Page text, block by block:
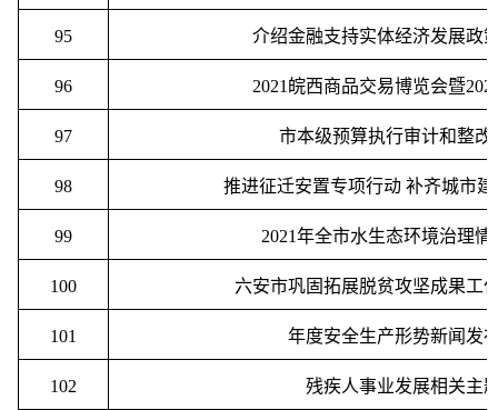
95 介绍金融支持实体经济发展政
96 2021 皖西商品交易博览会暨
97 市本级预算执行审计和整改
98 推进征迁安置专项行动 补齐城市
99 2021年全市水生态环境治理情
100 六安市巩固拓展脱贫攻坚成果工
101 年度安全生产形势新闻发
102 残疾人事业发展相关主